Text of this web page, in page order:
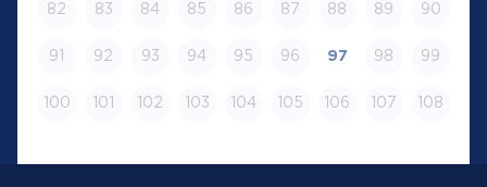
82 83 84 85 86 87 88 89 90
91 92 93 94 95 96 97 98 99
100 101 102 103 104 105 106 107 108